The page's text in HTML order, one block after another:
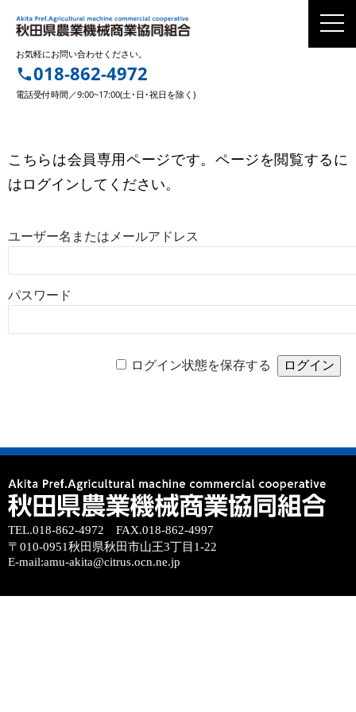
お気軽にお問い合わせください。
phone018-862-4972
電話受付時間／9:00~17:00(土･日･祝日を除く)
こちらは会員専用ページです。ページを閲覧するに
はログインしてください。
ユーザー名またはメールアドレス
パスワード
ログイン状態を保存する
TEL.018-862-4972 FAX.018-862-4997
〒010-0951秋田県秋田市山王3丁目1-22
E-mail:amu-akita@citrus.ocn.ne.jp